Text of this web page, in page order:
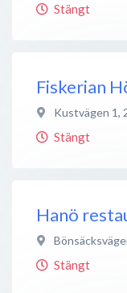
Stängt
Fiskerian
Kustvägen 1,
Stängt
Hanö
Stängt